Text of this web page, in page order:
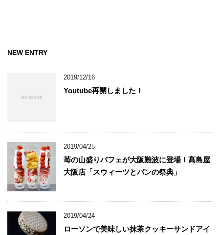
NEW ENTRY
2019/12/16
Youtube再開しました！
2019/04/25
苺の山盛りパフェが大阪難波に登場！髙島屋
大阪店「スウィーツとパンの祭典」
2019/04/24
ローソンで美味しい抹茶クッキーサンドアイ